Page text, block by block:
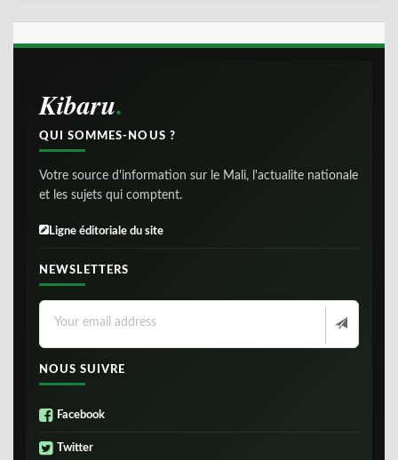
Kibaru
QUI SOMMES-NOUS ?
Votre source d'information sur le Mali, l'actualite nationale
et les sujets qui comptent.
Ligne éditoriale du site
NEWSLETTERS
NOUS SUIVRE
Facebook
Twitter